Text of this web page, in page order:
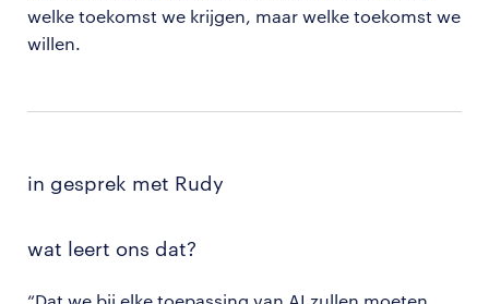
welke toekomst we krijgen, maar welke toekomst we
willen.
in gesprek met Rudy
wat leert ons dat?
“Dat we bij elke toepassing van AI zullen moeten